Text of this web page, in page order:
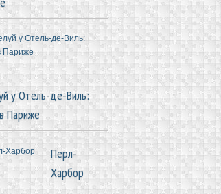
у Отель-де-Виль:
Париже
Перл-
Харбор